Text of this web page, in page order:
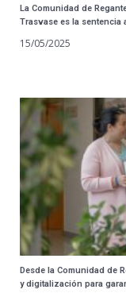
La Comunidad de
Trasvase es la sentencia
15/05/2025
Desde la Comunidad de
y digitalización para